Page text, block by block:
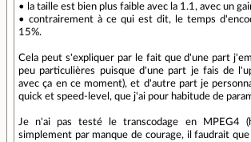
• la taille est bien plus faible avec la 1.1, avec un
• contrairement à ce qui est dit, le temps
15%.
Cela peut s'expliquer par le fait que d'une part
peu particulières puisque d'une part je fais de
avec ça en ce moment), et d'autre part je
quick et speed-level, que j'ai pour habitude de
Je n'ai pas testé le transcodage en MPEG4
simplement par manque de courage, il faudrait